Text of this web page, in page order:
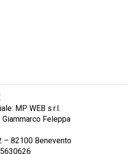
MP WEB s.r.l.
Feleppa
– 82100 Benevento